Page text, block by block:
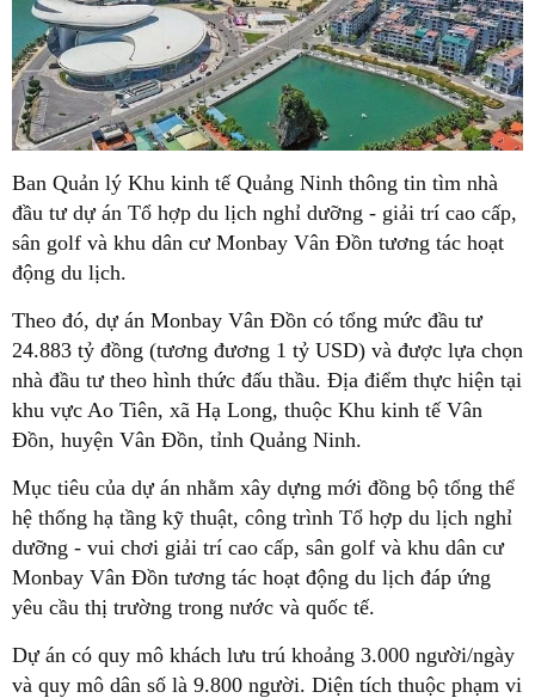
Ban Quản lý Khu kinh tế Quảng Ninh thông tin tìm nhà
đầu tư dự án Tổ hợp du lịch nghỉ dưỡng - giải trí cao cấp,
sân golf và khu dân cư Monbay Vân Đồn tương tác hoạt
động du lịch.
Theo đó, dự án Monbay Vân Đồn có tổng mức đầu tư
24.883 tỷ đồng (tương đương 1 tỷ USD) và được lựa chọn
nhà đầu tư theo hình thức đấu thầu. Địa điểm thực hiện tại
khu vực Ao Tiên, xã Hạ Long, thuộc Khu kinh tế Vân
Đồn, huyện Vân Đồn, tỉnh Quảng Ninh.
Mục tiêu của dự án nhằm xây dựng mới đồng bộ tổng thể
hệ thống hạ tầng kỹ thuật, công trình Tổ hợp du lịch nghỉ
dưỡng - vui chơi giải trí cao cấp, sân golf và khu dân cư
Monbay Vân Đồn tương tác hoạt động du lịch đáp ứng
yêu cầu thị trường trong nước và quốc tế.
Dự án có quy mô khách lưu trú khoảng 3.000 người/ngày
và quy mô dân số là 9.800 người. Diện tích thuộc phạm vi